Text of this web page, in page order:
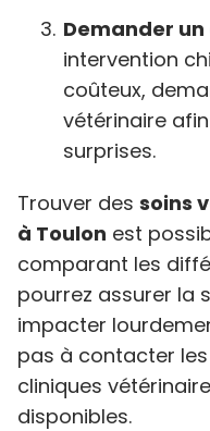
Demander un
intervention
coûteux,
vétérinaire
surprises.
Trouver des soins
à Toulon est
comparant les
pourrez assurer la
impacter
pas à contacter
cliniques
disponibles.